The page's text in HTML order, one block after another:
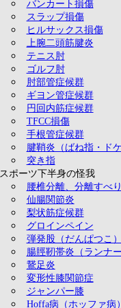
バンカート損傷
スラップ損傷
ヒルサックス損傷
上腕二頭筋腱炎
テニス肘
ゴルフ肘
肘部管症候群
ギヨン管症候群
円回内筋症候群
TFCC損傷
手根管症候群
腱鞘炎（ばね指・ド
突き指
スポーツ下半身の怪我
腰椎分離、分離すべ
仙腸関節炎
梨状筋症候群
グロインペイン
弾発股（だんぱつこ）
腸脛靭帯炎（ランナー
鵞足炎
変形性膝関節症
ジャンパー膝
Hoffa病（ホッファ病）